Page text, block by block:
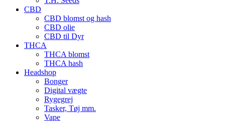
CBD
CBD blomst og hash
CBD olie
CBD til Dyr
THCA
THCA blomst
THCA hash
Headshop
Bonger
Digital vægte
Rygegrej
Tasker, Tøj mm.
Vape